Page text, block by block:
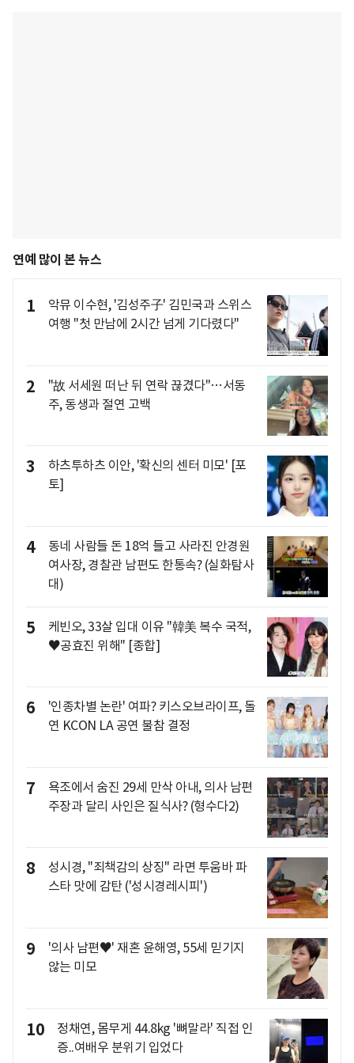
연예 많이 본 뉴스
1
악뮤 이수현, '김성주子' 김민국과 스위스
여행 "첫 만남에 2시간 넘게 기다렸다"
2
"故 서세원 떠난 뒤 연락 끊겼다"…서동
주, 동생과 절연 고백
3
하츠투하츠 이안, '확신의 센터 미모' [포
토]
4
동네 사람들 돈 18억 들고 사라진 안경원
여사장, 경찰관 남편도 한통속? (실화탐사
대)
5
케빈오, 33살 입대 이유 "韓美 복수 국적,
♥공효진 위해" [종합]
6
'인종차별 논란' 여파? 키스오브라이프, 돌
연 KCON LA 공연 불참 결정
7
욕조에서 숨진 29세 만삭 아내, 의사 남편
주장과 달리 사인은 질식사? (형수다2)
8
성시경, "죄책감의 상징" 라면 투움바 파
스타 맛에 감탄 ('성시경레시피')
9
'의사 남편♥' 재혼 윤해영, 55세 믿기지
않는 미모
10
정채연, 몸무게 44.8kg '뼈말라' 직접 인
증..여배우 분위기 입었다